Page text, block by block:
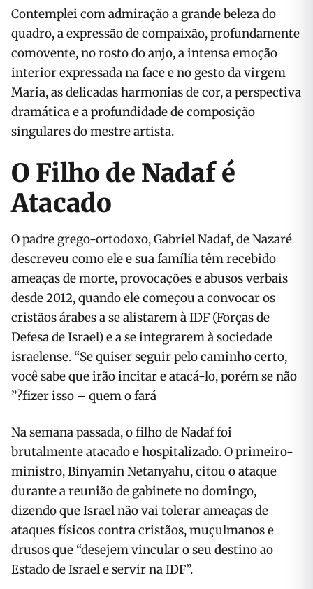
Contemplei com admiração a grande beleza do
quadro, a expressão de compaixão, profundamente
comovente, no rosto do anjo, a intensa emoção
interior expressada na face e no gesto da virgem
Maria, as delicadas harmonias de cor, a perspectiva
dramática e a profundidade de composição
singulares do mestre artista.
O Filho de Nadaf é
Atacado
O padre grego-ortodoxo, Gabriel Nadaf, de Nazaré
descreveu como ele e sua família têm recebido
ameaças de morte, provocações e abusos verbais
desde 2012, quando ele começou a convocar os
cristãos árabes a se alistarem à IDF (Forças de
Defesa de Israel) e a se integrarem à sociedade
israelense. “Se quiser seguir pelo caminho certo,
você sabe que irão incitar e atacá-lo, porém se não
fizer isso – quem o fará?”
Na semana passada, o filho de Nadaf foi
brutalmente atacado e hospitalizado. O primeiro-
ministro, Binyamin Netanyahu, citou o ataque
durante a reunião de gabinete no domingo,
dizendo que Israel não vai tolerar ameaças de
ataques físicos contra cristãos, muçulmanos e
drusos que “desejem vincular o seu destino ao
Estado de Israel e servir na IDF”.